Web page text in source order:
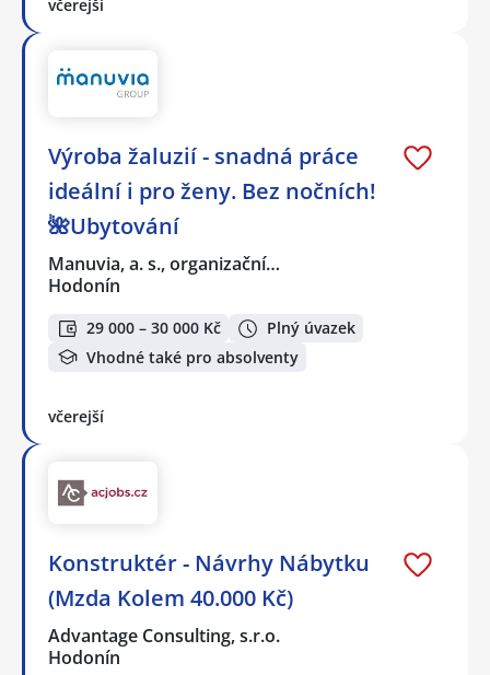
včerejší
Výroba žaluzií - snadná práce
ideální i pro ženy. Bez nočních!
🌺Ubytování
Manuvia, a. s., organizační…
Hodonín
29 000 – 30 000 Kč
Plný úvazek
Vhodné také pro absolventy
včerejší
Konstruktér - Návrhy Nábytku
(Mzda Kolem 40.000 Kč)
Advantage Consulting, s.r.o.
Hodonín